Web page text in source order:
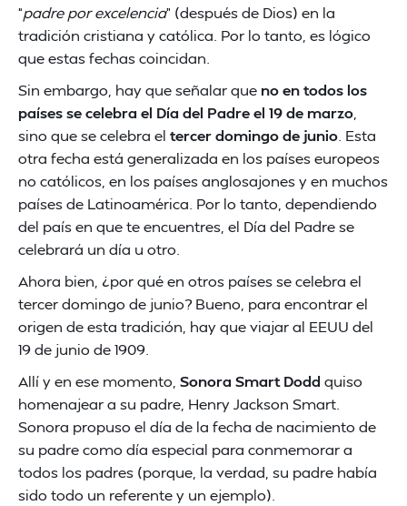
“padre por excelencia” (después de Dios) en la
tradición cristiana y católica. Por lo tanto, es lógico
que estas fechas coincidan.
Sin embargo, hay que señalar que no en todos los
países se celebra el Día del Padre el 19 de marzo
sino que se celebra el tercer domingo de junio . Esta
otra fecha está generalizada en los países europeos
no católicos, en los países anglosajones y en muchos
países de Latinoamérica. Por lo tanto, dependiendo
del país en que te encuentres, el Día del Padre se
celebrará un día u otro.
Ahora bien, ¿por qué en otros países se celebra el
tercer domingo de junio? Bueno, para encontrar el
origen de esta tradición, hay que viajar al EEUU del
19 de junio de 1909.
Allí y en ese momento, Sonora Smart Dodd quiso
homenajear a su padre, Henry Jackson Smart.
Sonora propuso el día de la fecha de nacimiento de
su padre como día especial para conmemorar a
todos los padres (porque, la verdad, su padre había
sido todo un referente y un ejemplo).